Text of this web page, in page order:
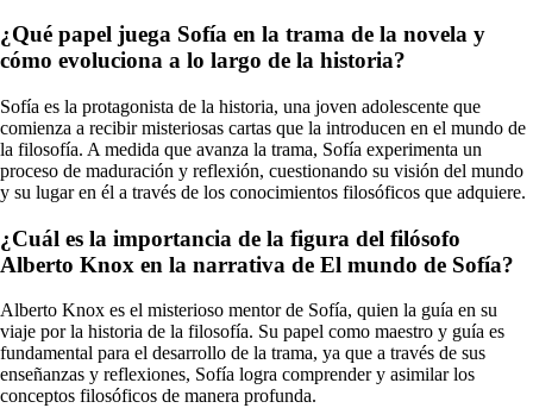
¿Qué papel juega Sofía en la trama de la novela y
cómo evoluciona a lo largo de la historia?
Sofía es la protagonista de la historia, una joven adolescente que
comienza a recibir misteriosas cartas que la introducen en el mundo de
la filosofía. A medida que avanza la trama, Sofía experimenta un
proceso de maduración y reflexión, cuestionando su visión del mundo
y su lugar en él a través de los conocimientos filosóficos que adquiere.
¿Cuál es la importancia de la figura del filósofo
Alberto Knox en la narrativa de El mundo de Sofía?
Alberto Knox es el misterioso mentor de Sofía, quien la guía en su
viaje por la historia de la filosofía. Su papel como maestro y guía es
fundamental para el desarrollo de la trama, ya que a través de sus
enseñanzas y reflexiones, Sofía logra comprender y asimilar los
conceptos filosóficos de manera profunda.